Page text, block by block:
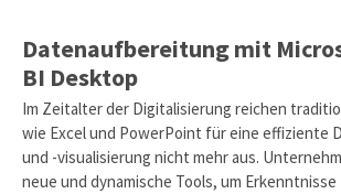
Datenaufbereitung mit
BI Desktop
Im Zeitalter der Digitalisierung reichen
wie Excel und PowerPoint für eine effiziente
und -visualisierung nicht mehr aus.
neue und dynamische Tools, um